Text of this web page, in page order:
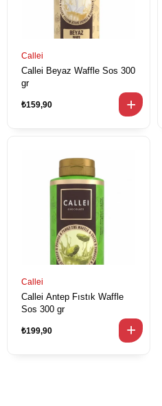
Callei
Callei Beyaz Waffle Sos 300
gr
₺159,90
Callei
Callei Antep Fıstık Waffle
Sos 300 gr
₺199,90